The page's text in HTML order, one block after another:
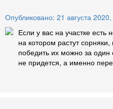
Опубликовано: 21 августа
Если у вас на участке есть
на котором растут
победить их можно за
не придется, а именно